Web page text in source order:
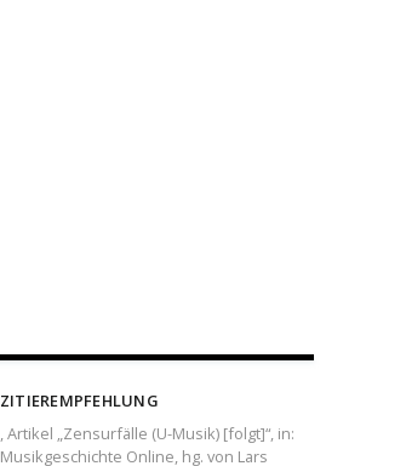
ZITIEREMPFEHLUNG
, Artikel „Zensurfälle (U-Musik) [folgt]“, in:
Musikgeschichte Online, hg. von Lars